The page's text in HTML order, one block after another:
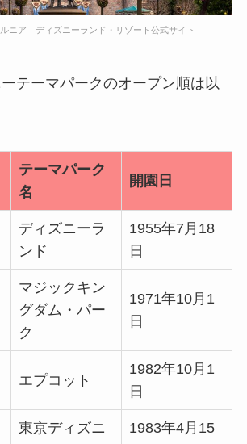
ニア ディズニーランド・リゾート公式サイト
テーマパークのオープン順は以
テーマパーク
名
開園日
ディズニーラ
ンド
1955年7月18
日
マジックキン
グダム・パー
ク
1971年10月1
日
エプコット
1982年10月1
日
東京ディズニ
1983年4月15